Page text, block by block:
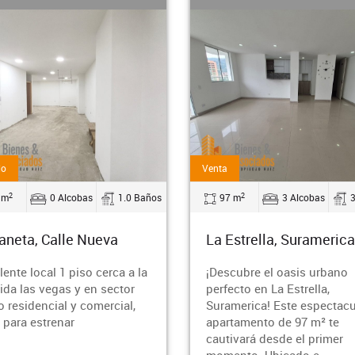
m2 3 Alcobas 3.0 Baños
Suramerica
el oasis urbano
en La Estrella,
Este espectacular
de 97 m² te
Arriendo
57 m2 2 Alcobas
Medellin, Rosales
¿Buscas un refugio
acogedor en la vibrante
de Medellín? Permítenos
presentarte este
apartamento ubicado en el